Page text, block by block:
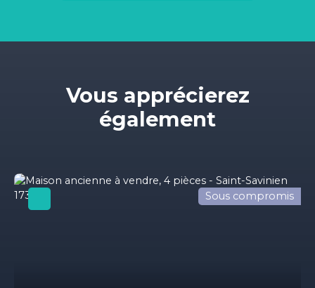
Vous apprécierez
également
Sous compromis